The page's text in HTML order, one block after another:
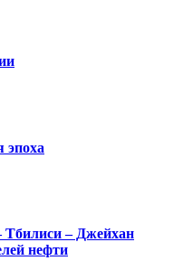
эпоха
Тбилиси – Джейхан
нефти